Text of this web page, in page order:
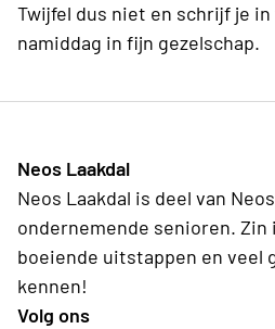
Twijfel dus niet en schrijf je
namiddag in fijn gezelschap.
Neos Laakdal
Neos Laakdal is deel van
ondernemende senioren.
boeiende uitstappen en veel
kennen!
Volg ons